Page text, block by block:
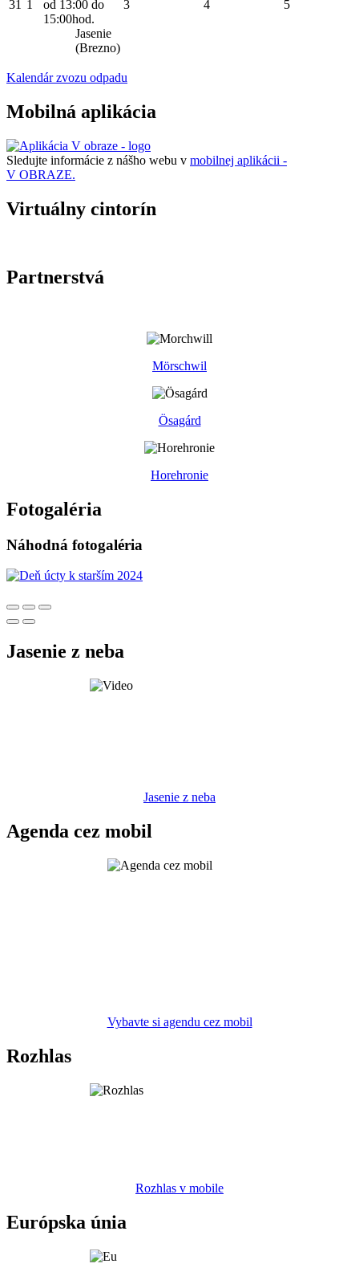
31 1
od 13:00 do
15:00hod.
Jasenie
(Brezno)
3 4 5
Kalendár zvozu odpadu
Mobilná aplikácia
Sledujte informácie z nášho webu v mobilnej aplikácii -
V OBRAZE.
Virtuálny cintorín
Partnerstvá
Mörschwil
Ösagárd
Horehronie
Fotogaléria
Náhodná fotogaléria
Jasenie z neba
Jasenie z neba
Agenda cez mobil
Vybavte si agendu cez mobil
Rozhlas
Rozhlas v mobile
Európska únia